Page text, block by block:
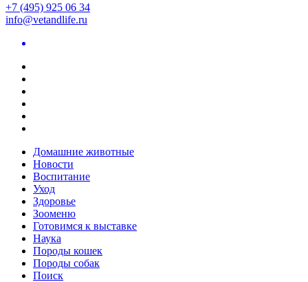
+7 (495) 925 06 34
info@vetandlife.ru
Домашние животные
Новости
Воспитание
Уход
Здоровье
Зооменю
Готовимся к выставке
Наука
Породы кошек
Породы собак
Поиск